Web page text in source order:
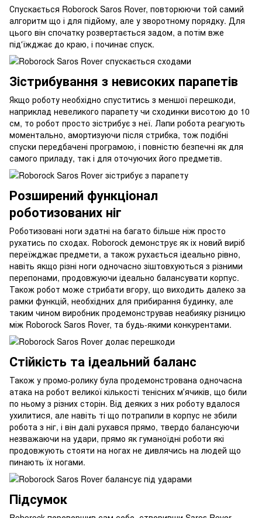
Спускається Roborock Saros Rover, повторюючи той самий
алгоритм що і для підйому, але у зворотному порядку. Для
цього він спочатку розвертається задом, а потім вже
під'їжджає до краю, і починає спуск.
Зістрибування з невисоких парапетів
Якщо роботу необхідно спуститись з меншої перешкоди,
наприклад невеликого парапету чи сходинки висотою до 10
см, то робот просто зістрибує з неї. Лапи робота реагують
моментально, амортизуючи після стрибка, тож подібні
спуски передбачені програмою, і повністю безпечні як для
самого приладу, так і для оточуючих його предметів.
Розширений функціонал
роботизованих ніг
Роботизовані ноги здатні на багато більше ніж просто
рухатись по сходах. Roborock демонструє як іх новий виріб
переїжджає предмети, а також рухається ідеально рівно,
навіть якщо різні ноги одночасно зіштовхуються з різними
перепонами, продовжуючи ідеально балансувати корпус.
Також робот може стрибати вгору, що виходить далеко за
рамки функцій, необхідних для прибирання будинку, але
таким чином виробник продемонстрував неабияку різницю
між Roborock Saros Rover, та будь-якими конкурентами.
Стійкість та ідеальний баланс
Також у промо-ролику була продемонстрована одночасна
атака на робот великої кількості тенісних мʼячиків, що били
по ньому з різних сторін. Від деяких з них роботу вдалося
ухилитися, але навіть ті що потрапили в корпус не збили
робота з ніг, і він далі рухався прямо, твердо балансуючи
незважаючи на удари, прямо як гуманоїдні роботи які
продовжують стояти на ногах не дивлячись на людей що
пинають їх ногами.
Підсумок